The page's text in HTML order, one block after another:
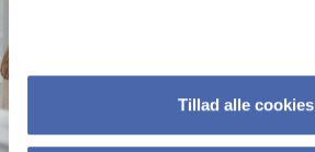
Tillad alle cookies